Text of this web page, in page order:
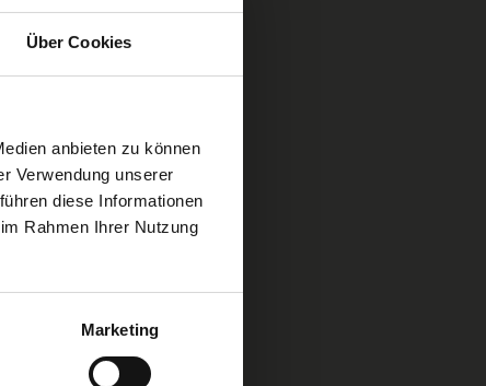
Über Cookies
anbieten zu können
Verwendung unserer
diese Informationen
Rahmen Ihrer Nutzung
Marketing